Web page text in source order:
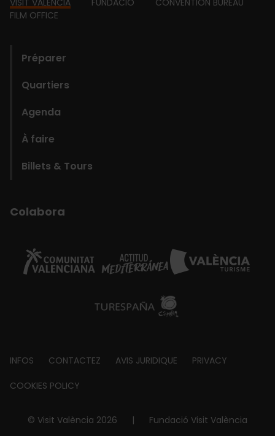
Footer
FILM OFFICE
Préparer
Quartiers
Agenda
À faire
Billets & Tours
Colabora
Footer
about
INFOS CONTACTEZ AVIS JURIDIQUE PRIVACY
COOKIES POLICY
© Visit València 2026 | Fundació Visit València